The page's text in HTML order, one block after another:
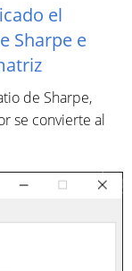
el
Sharpe e
de Sharpe,
se convierte al